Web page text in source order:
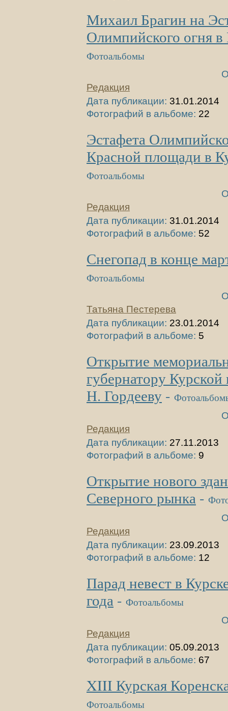
Михаил Брагин на
Олимпийского огня в
Фотоальбомы
Редакция
Дата публикации: 31.01.2014
Фотографий в альбоме: 22
Эстафета
Красной площади в
Фотоальбомы
Редакция
Дата публикации: 31.01.2014
Фотографий в альбоме: 52
Снегопад в конце
Фотоальбомы
Татьяна Пестерева
Дата публикации: 23.01.2014
Фотографий в альбоме: 5
Открытие
губернатору
Н. Гордееву -
Редакция
Дата публикации: 27.11.2013
Фотографий в альбоме: 9
Открытие нового
Северного рынка -
Редакция
Дата публикации: 23.09.2013
Фотографий в альбоме: 12
Парад невест в
года - Фотоальбомы
Редакция
Дата публикации: 05.09.2013
Фотографий в альбоме: 67
XIII Курская
Фотоальбомы